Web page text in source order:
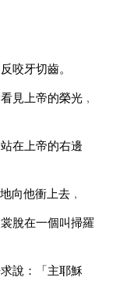
咬牙切齒。
見上帝的榮光﹐
在上帝的右邊
向他衝上去﹐
脫在一個叫掃羅
說：「主耶穌